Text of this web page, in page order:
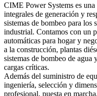
CIME Power Systems es una
integrales de generación y
sistemas de bombeo para los
industrial. Contamos con un
automáticas para hogar y
a la construcción, plantas
sistemas de bombeo de
cargas críticas.
Además del suministro de
ingeniería, selección y
profesional, puesta en